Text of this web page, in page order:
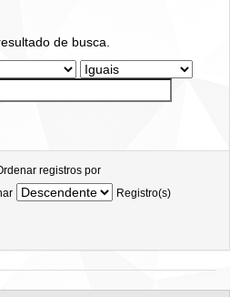
de busca.
registros por
Registro(s)